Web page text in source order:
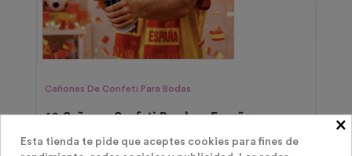
Cañones De Confeti Para Bodas
12 Cañones Confeti Bandera España ×
Esta tienda te pide que aceptes cookies para fines de